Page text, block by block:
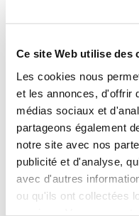
Ce site Web utilise des
Les cookies nous
et les annonces, d'offrir
médias sociaux et
partageons également
notre site avec nos
publicité et d'analyse,
avec d'autres
ou qu'ils ont collectées
RH1
jours de
(3